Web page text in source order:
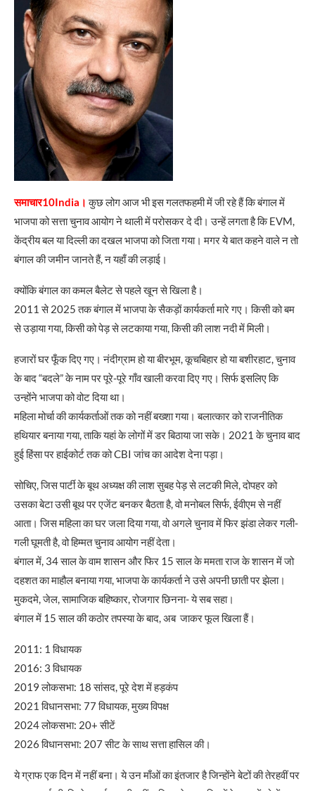
समाचार10India। कुछ लोग आज भी इस गलतफहमी में जी रहे हैं कि बंगाल में
भाजपा को सत्ता चुनाव आयोग ने थाली में परोसकर दे दी। उन्हें लगता है कि EVM,
केंद्रीय बल या दिल्ली का दखल भाजपा को जिता गया। मगर ये बात कहने वाले न तो
बंगाल की जमीन जानते हैं, न यहाँ की लड़ाई।
क्योंकि बंगाल का कमल बैलेट से पहले खून से खिला है।
2011 से 2025 तक बंगाल में भाजपा के सैकड़ों कार्यकर्ता मारे गए। किसी को बम
से उड़ाया गया, किसी को पेड़ से लटकाया गया, किसी की लाश नदी में मिली।
हजारों घर फूँक दिए गए। नंदीग्राम हो या बीरभूम, कूचबिहार हो या बशीरहाट, चुनाव
के बाद “बदले” के नाम पर पूरे-पूरे गाँव खाली करवा दिए गए। सिर्फ इसलिए कि
उन्होंने भाजपा को वोट दिया था।
महिला मोर्चा की कार्यकर्ताओं तक को नहीं बख्शा गया। बलात्कार को राजनीतिक
हथियार बनाया गया, ताकि यहां के लोगों में डर बिठाया जा सके। 2021 के चुनाव बाद
हुई हिंसा पर हाईकोर्ट तक को CBI जांच का आदेश देना पड़ा।
सोचिए, जिस पार्टी के बूथ अध्यक्ष की लाश सुबह पेड़ से लटकी मिले, दोपहर को
उसका बेटा उसी बूथ पर एजेंट बनकर बैठता है, वो मनोबल सिर्फ, ईवीएम से नहीं
आता। जिस महिला का घर जला दिया गया, वो अगले चुनाव में फिर झंडा लेकर गली-
गली घूमती है, वो हिम्मत चुनाव आयोग नहीं देता।
बंगाल में, 34 साल के वाम शासन और फिर 15 साल के ममता राज के शासन में जो
दहशत का माहौल बनाया गया, भाजपा के कार्यकर्ता ने उसे अपनी छाती पर झेला।
मुकदमे, जेल, सामाजिक बहिष्कार, रोजगार छिनना- ये सब सहा।
बंगाल में 15 साल की कठोर तपस्या के बाद, अब जाकर फूल खिला हैं।
2011: 1 विधायक
2016: 3 विधायक
2019 लोकसभा: 18 सांसद, पूरे देश में हड़कंप
2021 विधानसभा: 77 विधायक, मुख्य विपक्ष
2024 लोकसभा: 20+ सीटें
2026 विधानसभा: 207 सीट के साथ सत्ता हासिल की।
ये ग्राफ एक दिन में नहीं बना। ये उन माँओं का इंतजार है जिन्होंने बेटों की तेरहवीं पर